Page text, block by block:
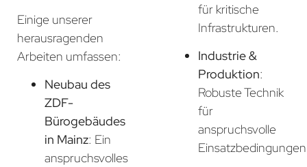
Einige unserer
herausragenden
Arbeiten umfassen:
Neubau des
ZDF-
Bürogebäudes
in Mainz: Ein
anspruchsvolles
für kritische
Infrastrukturen.
Industrie &
Produktion:
Robuste Technik
für
anspruchsvolle